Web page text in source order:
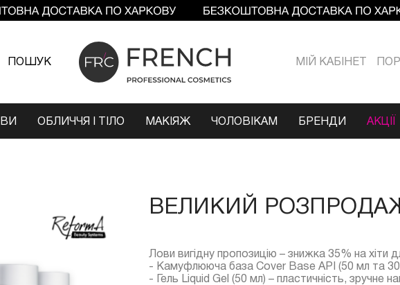
ПОШУК МIЙ КАБIНЕТ
ОБЛИЧЧЯ І ТІЛО МАКІЯЖ ЧОЛОВІКАМ БРЕНДИ АКЦІЇ
ВЕЛИКИЙ РОЗПРОДАЖ
Лови вигідну пропозицію – знижка 35% на хіти
- Камуфлююча база Cover Base API (50 мл та 30
- Гель Liquid Gel (50 мл) – пластичність, зручне